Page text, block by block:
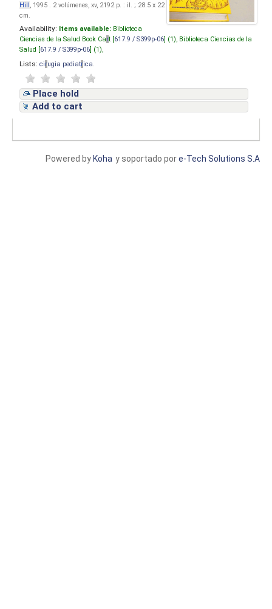
Hill, 1995 . 2 volúmenes, xv, 2192 p. : il. ; 28.5 x 22
cm.
Availability: Items available: Biblioteca
Ciencias de la Salud Book Cart [ 617.9 / S399p-06 ] (1), Biblioteca Ciencias de la
Salud [ 617.9 / S399p-06 ] (1),
Lists: cirugia pediatrica
Place hold
Add to cart
y soportado pore-Tech Solutions S.A
Powered by Koha